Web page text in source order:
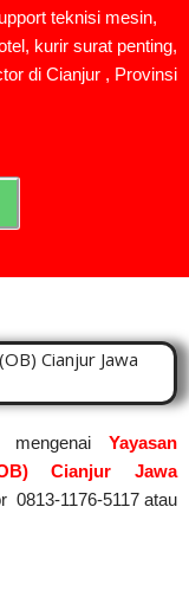
teknisi mesin,
kurir surat penting,
di Cianjur , Provinsi
mengenai Yayasan
Cianjur Jawa
0813-1176-5117 atau